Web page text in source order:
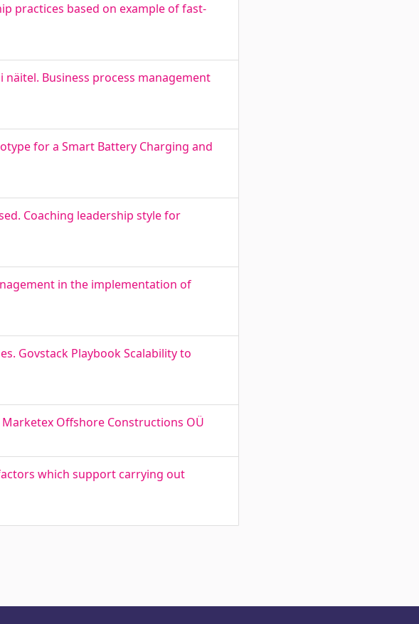
practices based on example of fast-
Business process management
for a Smart Battery Charging and
Coaching leadership style for
in the implementation of
Govstack Playbook Scalability to
Offshore Constructions OÜ
which support carrying out